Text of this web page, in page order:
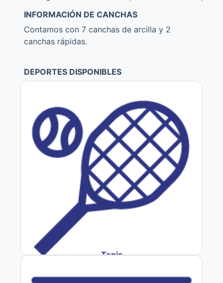
INFORMACIÓN DE CANCHAS
Contamos con 7 canchas de arcilla y 2
canchas rápidas.
DEPORTES DISPONIBLES
Tenis